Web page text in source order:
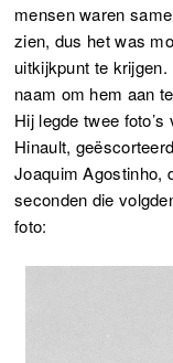
mensen waren
zien, dus het was
uitkijkpunt te
naam om hem aan
Hij legde twee
Hinault,
Joaquim Agostinho,
seconden die
foto: